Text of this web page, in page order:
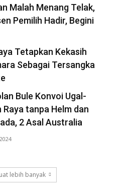
2024
Malah Menang Telak,
Pemilih Hadir, Begini
Tetapkan Kekasih
Sebagai Tersangka
Bule Konvoi Ugal-
Raya tanpa Helm dan
2 Asal Australia
lebih banyak